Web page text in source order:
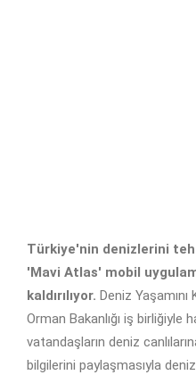
Türkiye'nin denizlerini
'Mavi Atlas' mobil
kaldırılıyor. Deniz
Orman Bakanlığı iş birliğiyle
vatandaşların deniz
bilgilerini paylaşmasıyla